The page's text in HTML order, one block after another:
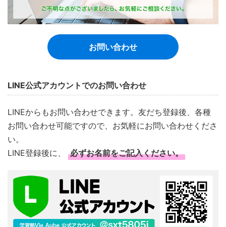
お問い合わせ
LINE公式アカウントでのお問い合わせ
LINEからもお問い合わせできます。友だち登録後、各種
お問い合わせ可能ですので、お気軽にお問い合わせくださ
い。
LINE登録後に、
必ずお名前をご記入ください。